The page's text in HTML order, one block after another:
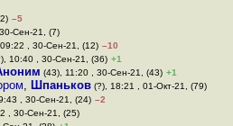
–5
Сен-21, (7)
, 30-Сен-21, (12) –10
10:40 , 30-Сен-21, (36) +1
(43), 11:20 , 30-Сен-21, (43) +1
, Шпаньков (?), 18:21 , 01-Окт-21, (79)
, 30-Сен-21, (24) –2
, 30-Сен-21, (25)